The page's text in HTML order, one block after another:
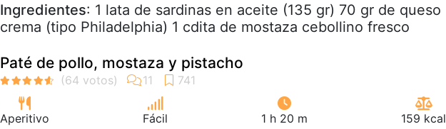
Ingredientes: 1 lata de sardinas en aceite (135 gr) 70 gr de queso
crema (tipo Philadelphia) 1 cdita de mostaza cebollino fresco
Paté de pollo, mostaza y pistacho
Aperitivo Fácil 1 h 20 m 159 kcal